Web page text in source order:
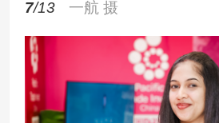
7/13 一航 摄